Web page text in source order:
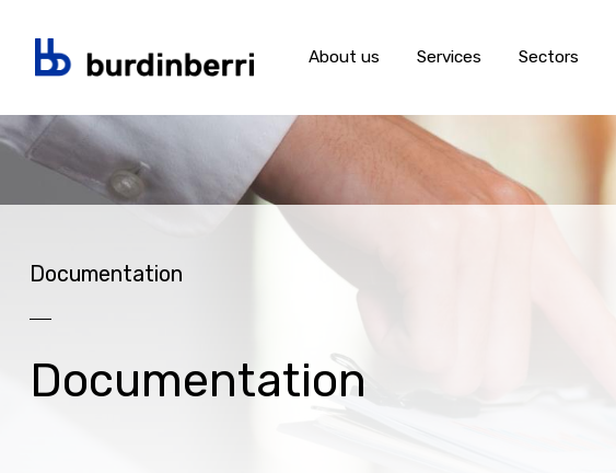
Skip to main content
About us Services Sectors
Documentation
Documentation